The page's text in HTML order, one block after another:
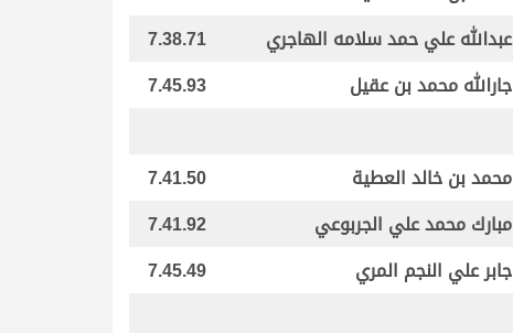
عبدالله علي حمد سلامه الهاجري
7.38.71
جارالله محمد بن عقيل 7.45.93
محمد بن خالد العطية
7.41.50
مبارك محمد علي الجربوعي
7.41.92
جابر علي النجم المري 7.45.49